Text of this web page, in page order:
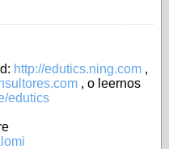
http://edutics.ning.com ,
, o leernos
edutics